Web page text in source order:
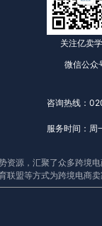
关注亿卖
微信公众
咨询热线：
服务时间：
源，汇聚了众多跨境
盟等方式为跨境电商